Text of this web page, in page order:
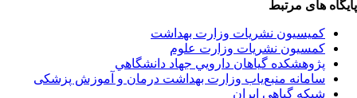
های مرتبط
کمیسیون نشریات وزارت بهداشت
کمسیون نشریات وزارت علوم
پژوهشكده گياهان دارويي جهاد دانشگاهي
سامانه منبع‌ياب وزارت بهداشت درمان و آموزش پزشکی
شبكه گياهي ايران